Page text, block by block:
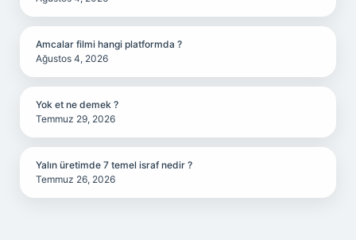
Amcalar filmi hangi platformda ?
Ağustos 4, 2026
Yok et ne demek ?
Temmuz 29, 2026
Yalın üretimde 7 temel israf nedir ?
Temmuz 26, 2026